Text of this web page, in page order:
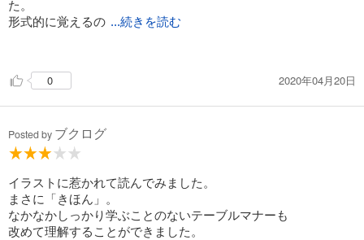
た。
形式的に覚えるの ...続きを読む
ができるようになりたいと思えた。
でも全体的にとても読みやすかった。
0 2020年04月20日
Posted by ブクログ
イラストに惹かれて読んでみました。
まさに「きほん」。
なかなかしっかり学ぶことのないテーブルマナーも
改めて理解することができました。